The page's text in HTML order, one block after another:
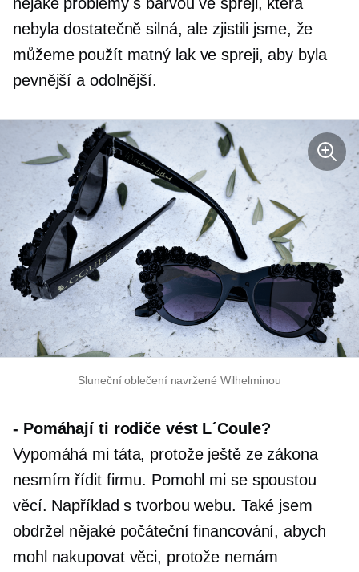
nebyla dostatečně silná, ale zjistili jsme, že
můžeme použít matný lak ve spreji, aby byla
pevnější a odolnější.
Sluneční oblečení navržené Wilhelminou
- Pomáhají ti rodiče vést L´Coule?
Vypomáhá mi táta, protože ještě ze zákona
nesmím řídit firmu. Pomohl mi se spoustou
věcí. Například s tvorbou webu. Také jsem
obdržel nějaké počáteční financování, abych
mohl nakupovat věci, protože nemám